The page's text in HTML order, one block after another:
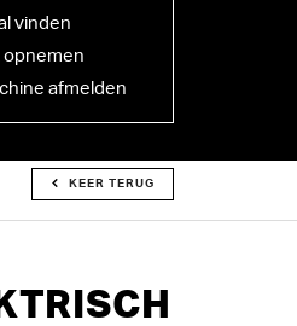
vinden
afmelden
KEER TERUG